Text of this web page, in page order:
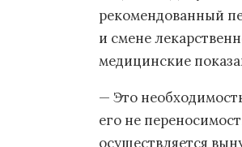
рекомендованный
и смене
медицинские
— Это
его не
осуществляется